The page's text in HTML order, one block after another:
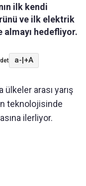
ilk kendi
ve ilk elektrik
hedefliyor.
a-|+A
ülkeler arası yarış
teknolojisinde
ilerliyor.